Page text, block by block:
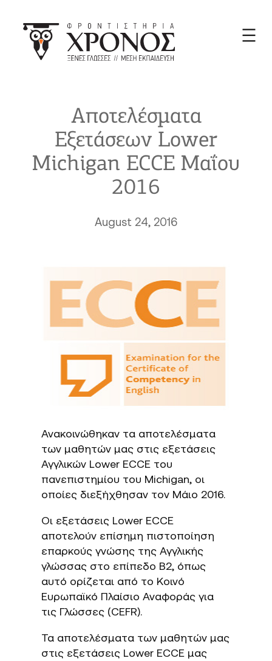
content
Αποτελέσματα
Εξετάσεων Lower
Michigan ECCE Μαΐου
2016
August 24, 2016
Ανακοινώθηκαν τα αποτελέσματα
των μαθητών μας στις εξετάσεις
Αγγλικών Lower ECCE του
πανεπιστημίου του Michigan, οι
οποίες διεξήχθησαν τον Μάιο 2016.
Οι εξετάσεις Lower ECCE
αποτελούν επίσημη πιστοποίηση
επαρκούς γνώσης της Αγγλικής
γλώσσας στο επίπεδο B2, όπως
αυτό ορίζεται από το Κοινό
Ευρωπαϊκό Πλαίσιο Αναφοράς για
τις Γλώσσες (CEFR).
Τα αποτελέσματα των μαθητών μας
στις εξετάσεις Lower ECCE μας